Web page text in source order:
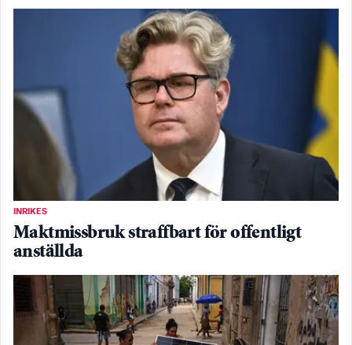
INRIKES
Maktmissbruk straffbart för offentligt
anställda